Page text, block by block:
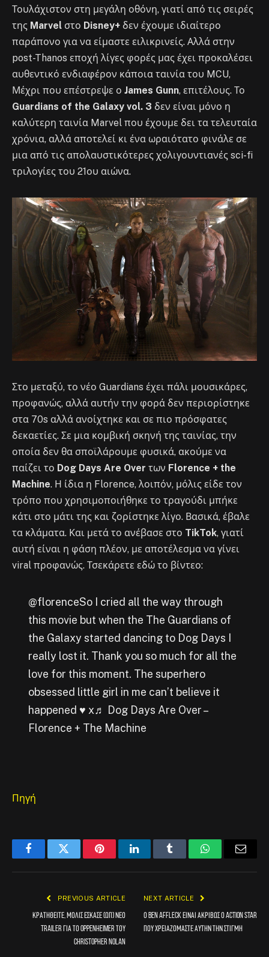
Τουλάχιστον στη μεγάλη οθόνη, γιατί από τις σειρές
της Marvel στο Disney+ δεν έχουμε ιδιαίτερο
παράπονο για να είμαστε ειλικρινείς. Αλλά στην
post-Thanos εποχή λίγες φορές μας έχει προκαλέσει
αυθεντικό ενδιαφέρον κάποια ταινία του MCU,
Μέχρι που επέστρεψε ο James Gunn, επιτέλους. Το
Guardians of the Galaxy vol. 3 δεν είναι μόνο η
καλύτερη ταινία Marvel που έχουμε δει τα τελευταία
χρόνια, αλλά αποτελεί κι ένα ωραιότατο φινάλε σε
μια από τις απολαυστικότερες χολιγουντιανές sci-fi
τριλογίες του 21ου αιώνα.
Στο μεταξύ, το νέο Guardians έχει πάλι μουσικάρες,
προφανώς, αλλά αυτήν την φορά δεν περιορίστηκε
στα 70s αλλά ανοίχτηκε και σε πιο πρόσφατες
δεκαετίες. Σε μια κομβική σκηνή της ταινίας, την
οποία δεν θα σποϊλάρουμε φυσικά, ακούμε να
παίζει το Dog Days Are Over των Florence + the
Machine. Η ίδια η Florence, λοιπόν, μόλις είδε τον
τρόπο που χρησιμοποιήθηκε το τραγούδι μπήκε
κάτι στο μάτι της και ζορίστηκε λίγο. Βασικά, έβαλε
τα κλάματα. Και μετά το ανέβασε στο TikTok, γιατί
αυτή είναι η φάση πλέον, με αποτέλεσμα να γίνει
viral προφανώς. Τσεκάρετε εδώ το βίντεο:
@florenceSo I cried all the way through
this movie but when the The Guardians of
the Galaxy started dancing to Dog Days I
really lost it. Thank you so much for all the
love for this moment. The superhero
obsessed little girl in me can’t believe it
happened ♥️ x♬ Dog Days Are Over –
Florence + The Machine
Πηγή
FacebookTwitter PinterestLinkedInTumblr WhatsAppEmail
PREVIOUS ARTICLE
Κρατηθείτε, μόλις έσκασε (ωπ) νέο
trailer για το Oppenheimer του
Christopher Nolan
NEXT ARTICLE
Ο Ben Affleck είναι ακριβώς ο action star
που χρειαζόμαστε αυτήν την στιγμή